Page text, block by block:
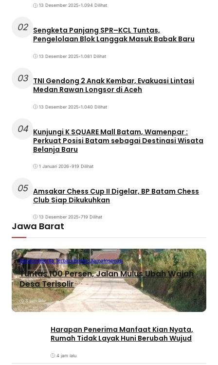
13 Desember 2025•1.094 Dilihat
02 Sengketa Panjang SPR–KCL Tuntas,
Pengelolaan Blok Langgak Masuk Babak Baru
13 Desember 2025•1.081 Dilihat
03 TNI Gendong 2 Anak Kembar, Evakuasi Lintasi
Medan Rawan Longsor di Aceh
13 Desember 2025•1.040 Dilihat
04 Kunjungi K SQUARE Mall Batam, Wamenpar :
Perkuat Posisi Batam sebagai Destinasi Wisata
Belanja Baru
1 Januari 2026•919 Dilihat
05 Amsakar Chess Cup II Digelar, BP Batam Chess
Club Siap Dikukuhkan
13 Desember 2025•719 Dilihat
Jawa Barat
BandungBerita TerbaruBerita UtamaInspirasi
Tuntas 100 Persen, Jalan Mulus Ubah Wajah
Desa Terisolir
3 jam lalu
Harapan Penerima Manfaat Kian Nyata,
Rumah Tidak Layak Huni Berubah Wujud
4 jam lalu